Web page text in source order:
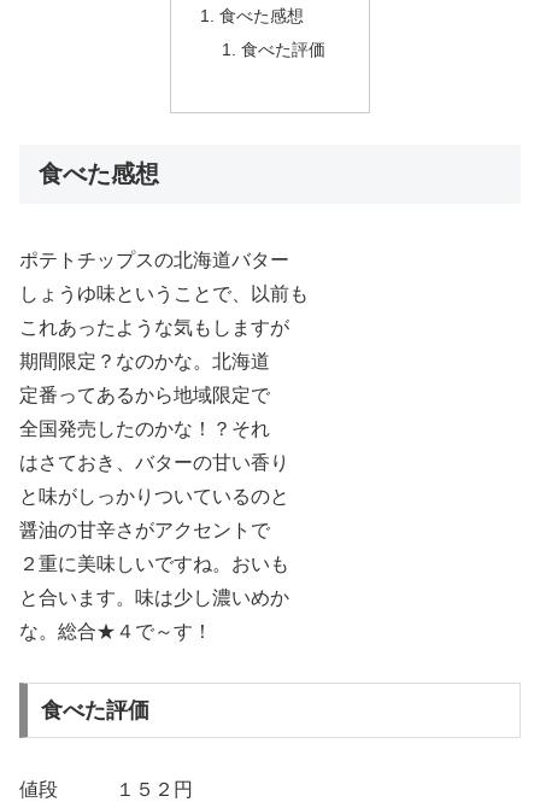
食べた感想
食べた評価
食べた感想
ポテトチップスの北海道バター
しょうゆ味ということで、以前も
これあったような気もしますが
期間限定？なのかな。北海道
定番ってあるから地域限定で
全国発売したのかな！？それ
はさておき、バターの甘い香り
と味がしっかりついているのと
醤油の甘辛さがアクセントで
２重に美味しいですね。おいも
と合います。味は少し濃いめか
な。総合★４で～す！
食べた評価
値段 １５２円